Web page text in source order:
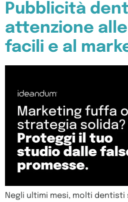
Pubblicità
attenzione
facili e al
Negli ultimi mesi, molti